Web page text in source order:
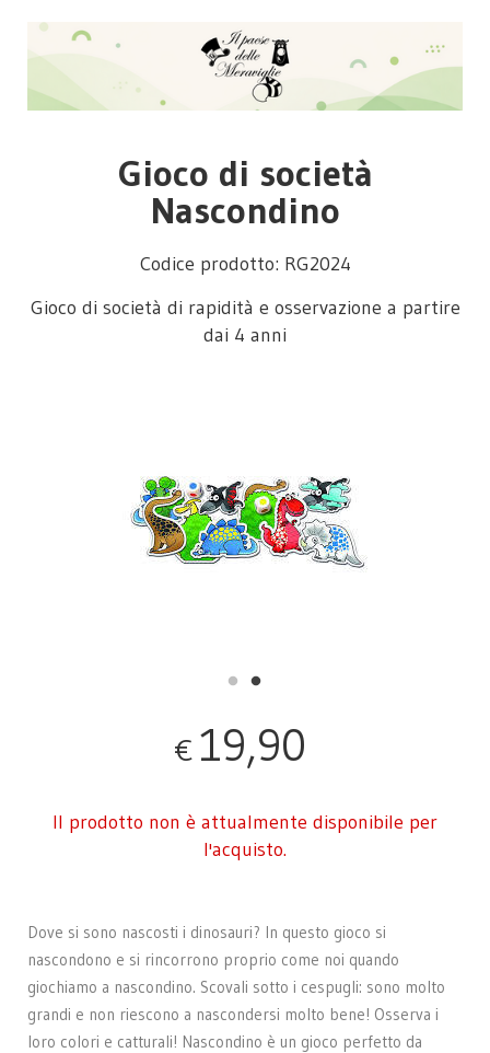
Gioco di società
Nascondino
Codice prodotto: RG2024
Gioco di società di rapidità e osservazione a partire
dai 4 anni
€ 19,90
Il prodotto non è attualmente disponibile per
l'acquisto.
Dove si sono nascosti i dinosauri? In questo gioco si
nascondono e si rincorrono proprio come noi quando
giochiamo a nascondino. Scovali sotto i cespugli: sono molto
grandi e non riescono a nascondersi molto bene! Osserva i
loro colori e catturali! Nascondino è un gioco perfetto da